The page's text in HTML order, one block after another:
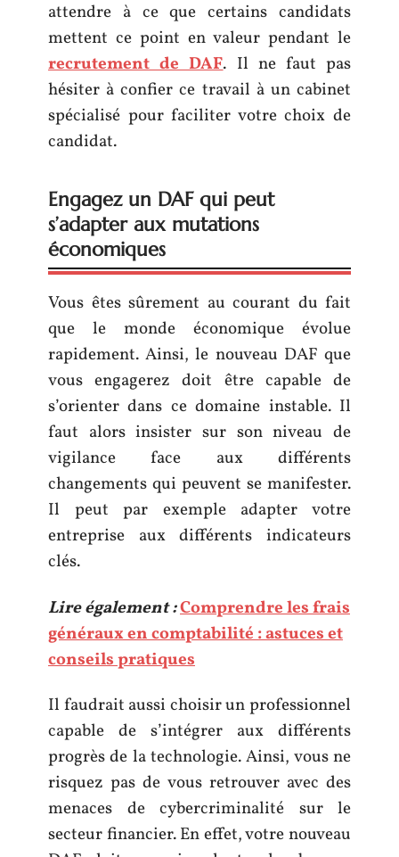
attendre à ce que certains candidats
mettent ce point en valeur pendant le
recrutement de DAF. Il ne faut pas
hésiter à confier ce travail à un cabinet
spécialisé pour faciliter votre choix de
candidat.
Engagez un DAF qui peut
s’adapter aux mutations
économiques
Vous êtes sûrement au courant du fait
que le monde économique évolue
rapidement. Ainsi, le nouveau DAF que
vous engagerez doit être capable de
s’orienter dans ce domaine instable. Il
faut alors insister sur son niveau de
vigilance face aux différents
changements qui peuvent se manifester.
Il peut par exemple adapter votre
entreprise aux différents indicateurs
clés.
Lire également :Comprendre les frais
généraux en comptabilité : astuces et
conseils pratiques
Il faudrait aussi choisir un professionnel
capable de s’intégrer aux différents
progrès de la technologie. Ainsi, vous ne
risquez pas de vous retrouver avec des
menaces de cybercriminalité sur le
secteur financier. En effet, votre nouveau